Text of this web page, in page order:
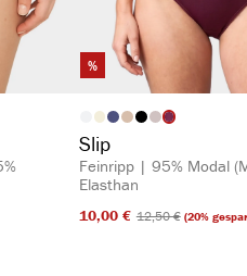
%
Artikelfarbe
Slip
Feinripp | 95% Modal
Elasthan
10,00 €​ 12,50 €​(20%